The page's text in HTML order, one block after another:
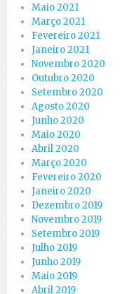
Maio 2021
Março 2021
Fevereiro 2021
Janeiro 2021
Novembro 2020
Outubro 2020
Setembro 2020
Agosto 2020
Junho 2020
Maio 2020
Abril 2020
Março 2020
Fevereiro 2020
Janeiro 2020
Dezembro 2019
Novembro 2019
Setembro 2019
Julho 2019
Junho 2019
Maio 2019
Abril 2019